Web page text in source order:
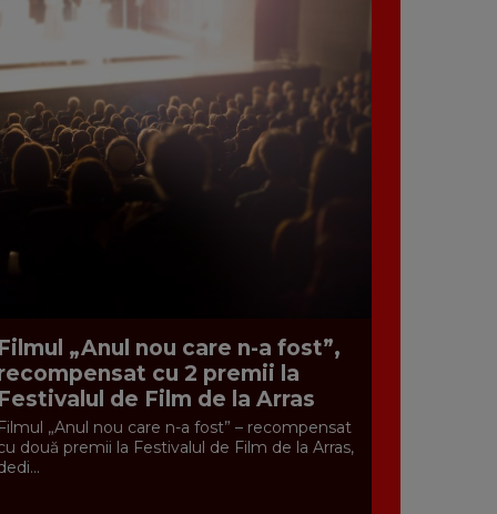
Filmul „Anul nou care n-a fost”,
cu 2 premii la
Festivalul de Film de la Arras
Filmul „Anul nou care n-a fost” – recompensat
două premii la Festivalul de Film de la Arras,